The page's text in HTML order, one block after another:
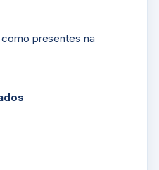
presentes na